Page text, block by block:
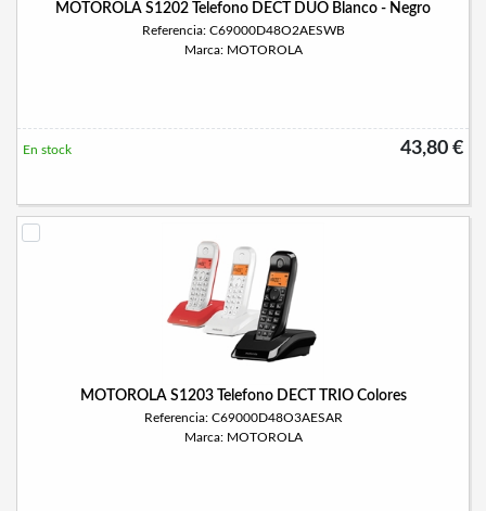
MOTOROLA S1202 Telefono DECT DUO Blanco - Negro
Referencia: C69000D48O2AESWB
Marca: MOTOROLA
43,80 €
En stock
MOTOROLA S1203 Telefono DECT TRIO Colores
Referencia: C69000D48O3AESAR
Marca: MOTOROLA